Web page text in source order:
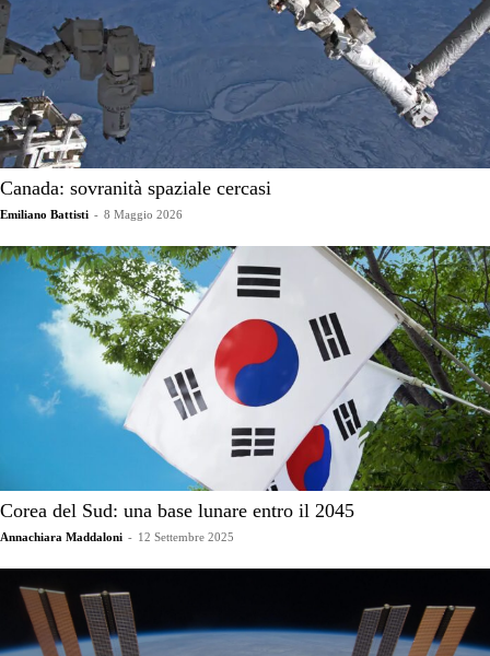
Canada: sovranità spaziale cercasi
Emiliano Battisti - 8 Maggio 2026
Corea del Sud: una base lunare entro il 2045
Annachiara Maddaloni - 12 Settembre 2025